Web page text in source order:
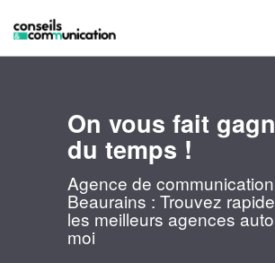
On vous fait
du temps !
Agence de
Beaurains : Trouvez
les meilleurs agences
moi